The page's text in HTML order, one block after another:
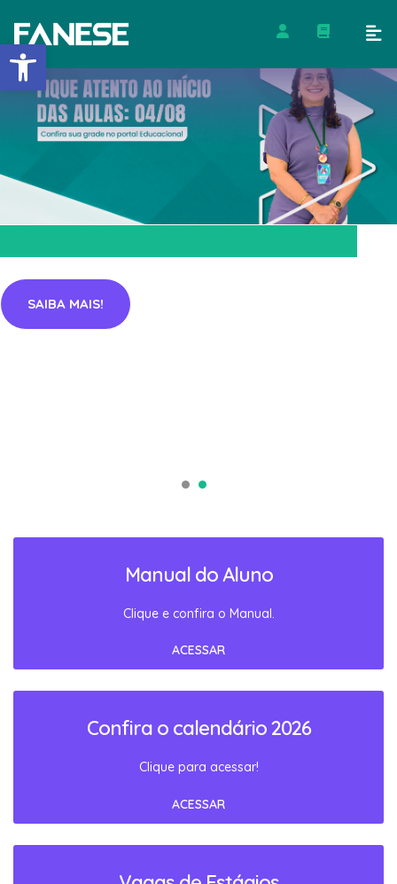
Barra de Ferramentas
SAIBA MAIS!
Manual do Aluno
Clique e confira o Manual.
ACESSAR
Confira o calendário 2026
Clique para acessar!
ACESSAR